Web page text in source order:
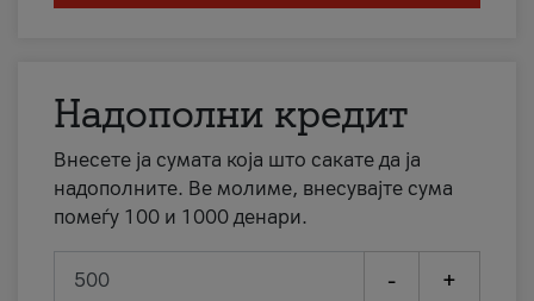
Надополни кредит
Внесете ја сумата која што сакате да ја
надополните. Ве молиме, внесувајте сума
помеѓу 100 и 1000 денари.
- +